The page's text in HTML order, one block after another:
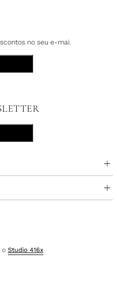
no seu e-mai.
o Studio 416x